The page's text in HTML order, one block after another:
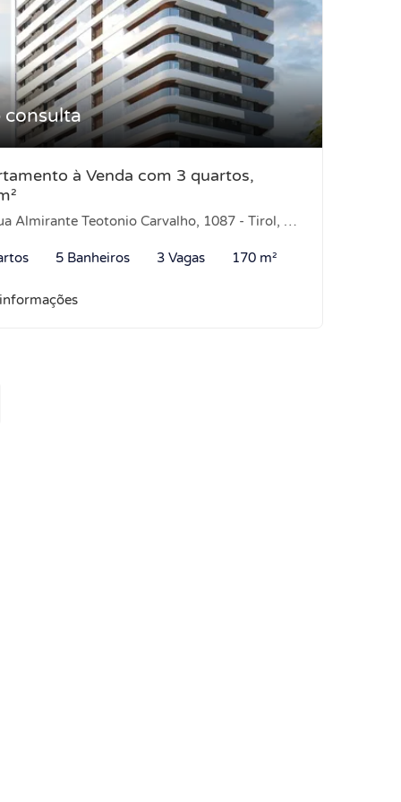
consulta
à Venda com 3 quartos,
Almirante Teotonio Carvalho, 1087 - Tirol, Natal-RN
5 Banheiros 3 Vagas 170 m²